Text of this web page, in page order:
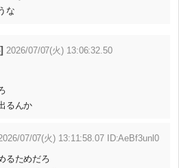
な
2026/07/07(火) 13:06:32.50
るんか
07/07(火) 13:11:58.07 ID:AeBf3unl0
るためだろ